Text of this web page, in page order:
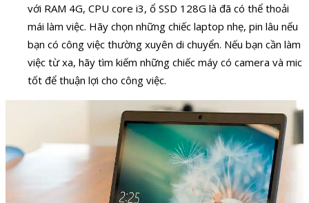
với RAM 4G, CPU core i3, ổ SSD 128G là đã có thể thoải
mái làm việc. Hãy chọn những chiếc laptop nhẹ, pin lâu nếu
bạn có công việc thường xuyên di chuyển. Nếu bạn cần làm
việc từ xa, hãy tìm kiếm những chiếc máy có camera và mic
tốt để thuận lợi cho công việc.